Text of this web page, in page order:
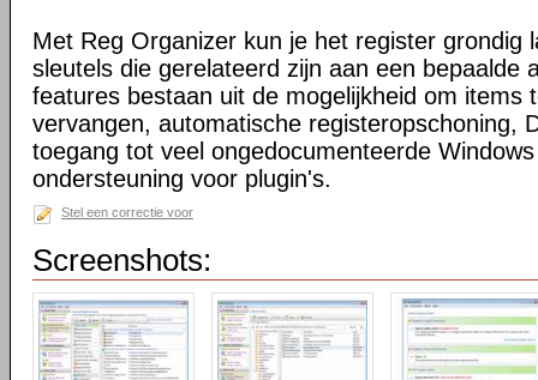
Met Reg Organizer kun je het register grondig
sleutels die gerelateerd zijn aan een bepaalde
features bestaan uit de mogelijkheid om items
vervangen, automatische registeropschoning,
toegang tot veel ongedocumenteerde
ondersteuning voor plugin's.
Stel een correctie voor
Screenshots: